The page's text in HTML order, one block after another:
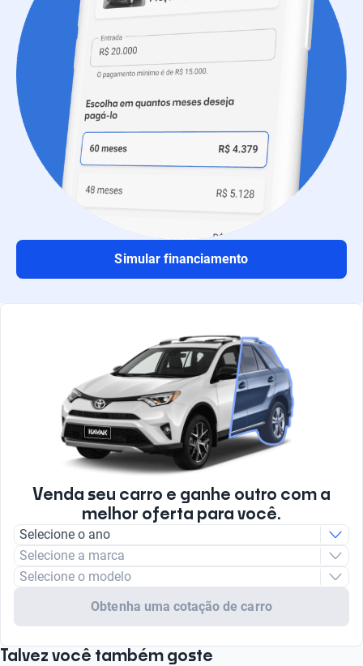
Simular financiamento
Venda seu carro e ganhe outro com a
melhor oferta para você.
Selecione o ano
Selecione a marca
Selecione o modelo
Obtenha uma cotação de carro
Talvez você também goste